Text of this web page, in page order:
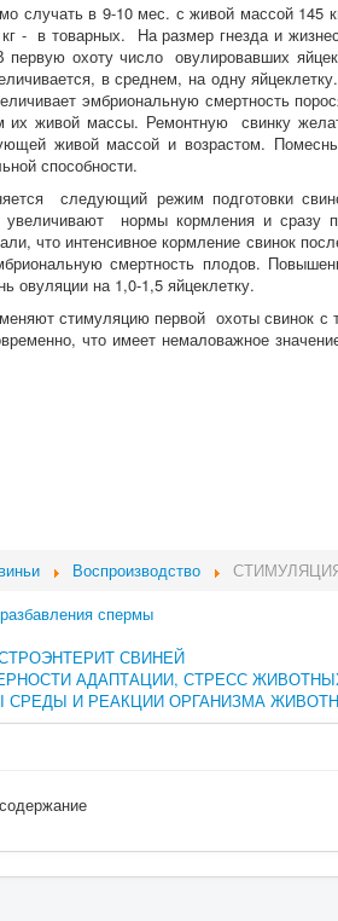
случать в 9-10 мес. с живой массой
- в товарных. На размер гнезда и
первую охоту число овулировавших
в среднем, на одну
эмбриональную смертность
их живой массы. Ремонтную свинку
живой массой и возрастом.
способности.
следующий режим подготовки
нормы кормления и сразу
что интенсивное кормление свинок
смертность плодов.
овуляции на 1,0-1,5 яйцеклетку.
стимуляцию первой охоты свинок
что имеет немаловажное
Воспроизводство
спермы
СВИНЕЙ
АДАПТАЦИИ, СТРЕСС
И РЕАКЦИИ ОРГАНИЗМА